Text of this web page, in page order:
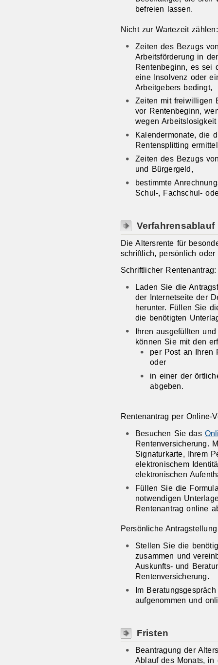
befreien lassen.
Nicht zur Wartezeit zählen:
Zeiten des Bezugs
Arbeitsförderung in
Rentenbeginn, es sei
eine Insolvenz oder
Arbeitgebers bedingt,
Zeiten mit freiwilligen
vor Rentenbeginn,
wegen
Kalendermonate, die
Rentensplitting
Zeiten des Bezugs
und Bürgergeld,
bestimmte
Schul-, Fachschul-
Verfahrensablauf
Die Altersrente für
schriftlich, persönlich
Schriftlicher Rentenantrag:
Laden Sie die
der Internetseite der
herunter. Füllen Sie
die benötigten
Ihren ausgefüllten
können Sie mit den
per Post an Ihren
oder
in einer der
abgeben.
Rentenantrag per Online-
Besuchen Sie das
Rentenversicherung.
Signaturkarte, Ihrem
elektronischem
elektronischen
Füllen Sie die
notwendigen
Rentenantrag online
Persönliche
Stellen Sie die
zusammen und
Auskunfts- und
Rentenversicherung.
Im
aufgenommen und
Fristen
Beantragung der
Ablauf des Monats, in